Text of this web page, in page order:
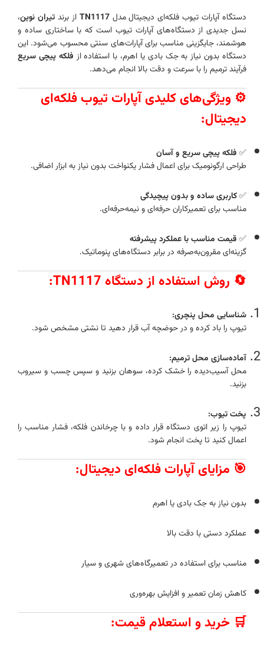
دستگاه آپارات تیوب فلکه‌ای دیجیتال مدلTN1117 از برندتیران نوین،
نسل جدیدی از دستگاه‌های آپارات تیوب است که با ساختاری ساده و
هوشمند، جایگزینی مناسب برای آپارات‌های سنتی محسوب می‌شود. این
دستگاه بدون نیاز به جک بادی یا اهرم، با استفاده از فلکه پیچی سریع
فرآیند ترمیم را با سرعت و دقت بالا انجام می‌دهد.
⚙️ ویژگی‌های کلیدی آپارات تیوب فلکه‌ای
دیجیتال:
✅ فلکه پیچی سریع و آسان
طراحی ارگونومیک برای اعمال فشار یکنواخت بدون نیاز به ابزار اضافی.
✅کاربری ساده و بدون پیچیدگی
مناسب برای تعمیرکاران حرفه‌ای و نیمه‌حرفه‌ای.
✅ قیمت مناسب با عملکرد پیشرفته
گزینه‌ای مقرون‌به‌صرفه در برابر دستگاه‌های پنوماتیک.
🔄 روش استفاده از دستگاه TN1117:
شناسایی محل پنچری:
تیوپ را باد کرده و در حوضچه آب قرار دهید تا نشتی مشخص شود.
آماده‌سازی محل ترمیم:
محل آسیب‌دیده را خشک کرده، سوهان بزنید و سپس چسب و سیروب
بزنید.
پخت تیوب:
تیوپ را زیر اتوی دستگاه قرار داده و با چرخاندن فلکه، فشار مناسب را
اعمال کنید تا پخت انجام شود.
🎯 مزایای آپارات فلکه‌ای دیجیتال:
بدون نیاز به جک بادی یا اهرم
عملکرد دستی با دقت بالا
مناسب برای استفاده در تعمیرگاه‌های شهری و سیار
کاهش زمان تعمیر و افزایش بهره‌وری
🛒 خرید و استعلام قیمت: